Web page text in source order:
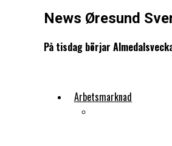
News Øresund
På tisdag börjar
Arbetsmarknad